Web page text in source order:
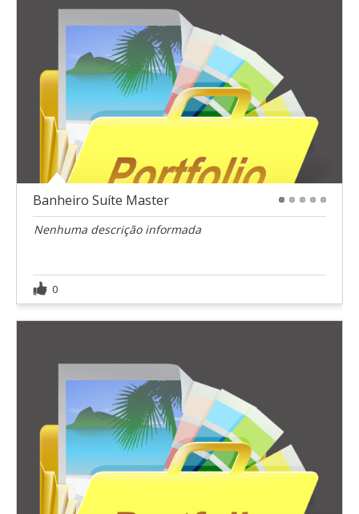
Banheiro Suíte Master
Nenhuma descrição informada
0